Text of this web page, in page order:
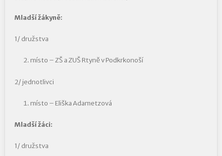
Mladší žákyně:
1/ družstva
místo – ZŠ a ZUŠ Rtyně v Podkrkonoší
2/ jednotlivci
místo – Eliška Adametzová
Mladší žáci:
1/ družstva